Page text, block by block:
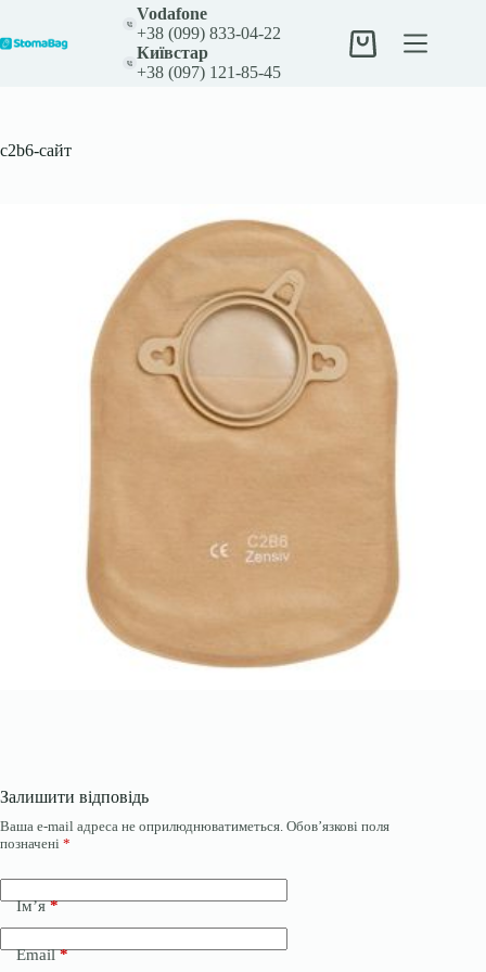
вмісту
Vodafone
+38 (099) 833-04-22
Київстар
+38 (097) 121-85-45
Кошик
c2b6-сайт
Залишити відповідь
Ваша e-mail адреса не оприлюднюватиметься. Обов’язкові поля
позначені *
Ім’я*
Email*